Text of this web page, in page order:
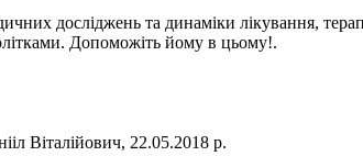
досліджень та динаміки лікування,
Допоможіть йому в цьому!.
Віталійович, 22.05.2018 р.